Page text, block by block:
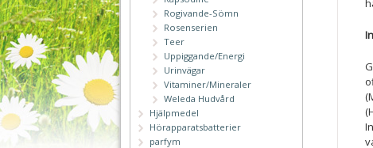
Rogivande-Sömn
Rosenserien
Teer
Uppiggande/Energi
Urinvägar
Vitaminer/Mineraler
Weleda Hudvård
Hjälpmedel
Hörapparatsbatterier
parfym